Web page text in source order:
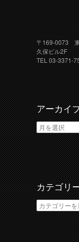
〒169-0073 東
久保ビル2F
TEL 03-3371-
アーカイ
ア
ー
カ
イ
ブ
カテゴリ
カ
テ
ゴ
リ
ー